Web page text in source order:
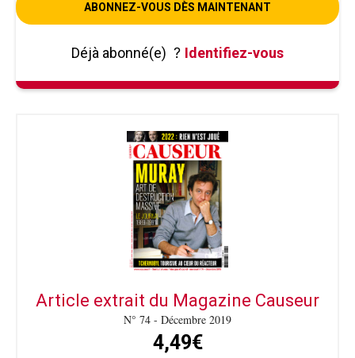
ABONNEZ-VOUS DÈS MAINTENANT
Déjà abonné(e) ? Identifiez-vous
Article extrait du Magazine Causeur
N° 74 - Décembre 2019
4,49€